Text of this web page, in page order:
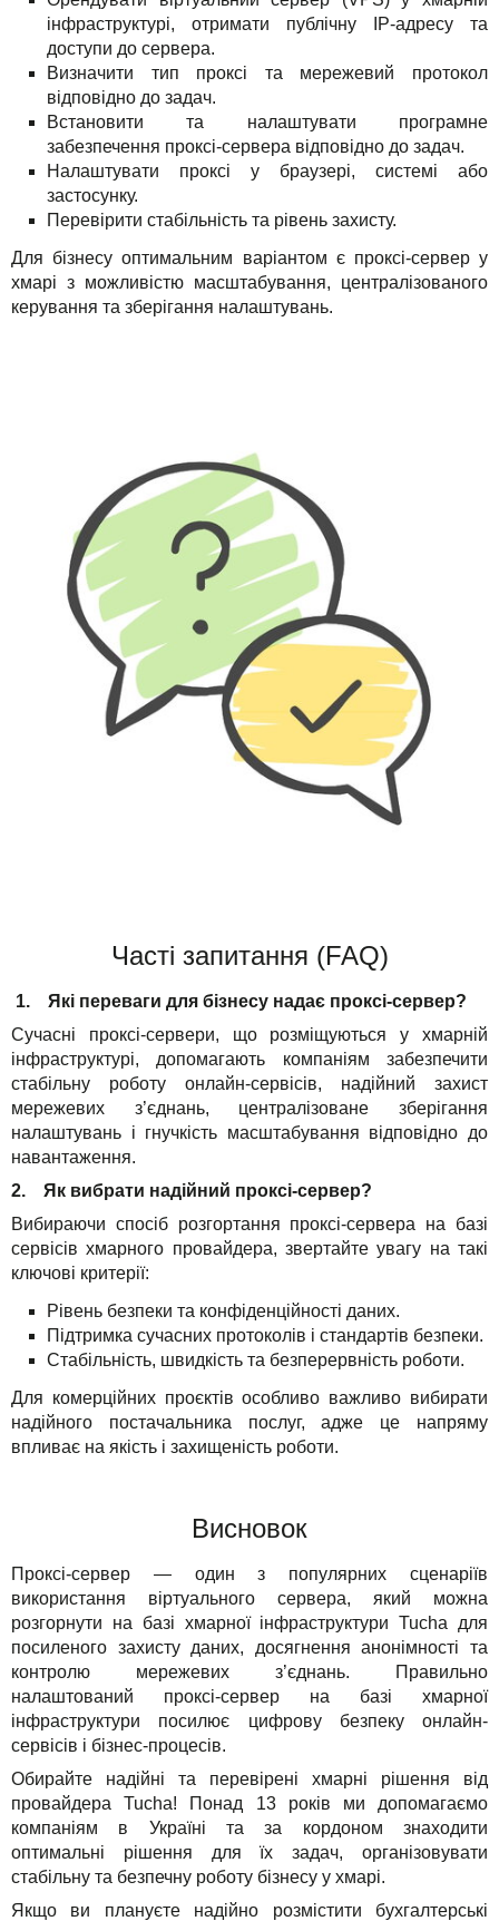
інфраструктурі, отримати публічну IP-адресу та
доступи до сервера.
Визначити тип проксі та мережевий протокол
відповідно до задач.
Встановити та налаштувати програмне
забезпечення проксі-сервера відповідно до задач.
Налаштувати проксі у браузері, системі або
застосунку.
Перевірити стабільність та рівень захисту.
Для бізнесу оптимальним варіантом є проксі-сервер у
хмарі з можливістю масштабування, централізованого
керування та зберігання налаштувань.
Часті запитання (FAQ)
1. Які переваги для бізнесу надає проксі-сервер?
Сучасні проксі-сервери, що розміщуються у хмарній
інфраструктурі, допомагають компаніям забезпечити
стабільну роботу онлайн-сервісів, надійний захист
мережевих з’єднань, централізоване зберігання
налаштувань і гнучкість масштабування відповідно до
навантаження.
2. Як вибрати надійний проксі-сервер?
Вибираючи спосіб розгортання проксі-сервера на базі
сервісів хмарного провайдера, звертайте увагу на такі
ключові критерії:
Рівень безпеки та конфіденційності даних.
Підтримка сучасних протоколів і стандартів безпеки.
Стабільність, швидкість та безперервність роботи.
Для комерційних проєктів особливо важливо вибирати
надійного постачальника послуг, адже це напряму
впливає на якість і захищеність роботи.
Висновок
Проксі-сервер — один з популярних сценаріїв
використання віртуального сервера, який можна
розгорнути на базі хмарної інфраструктури Tucha для
посиленого захисту даних, досягнення анонімності та
контролю мережевих з’єднань. Правильно
налаштований проксі-сервер на базі хмарної
інфраструктури посилює цифрову безпеку онлайн-
сервісів і бізнес-процесів.
Обирайте надійні та перевірені хмарні рішення від
провайдера Tucha! Понад 13 років ми допомагаємо
компаніям в Україні та за кордоном знаходити
оптимальні рішення для їх задач, організовувати
стабільну та безпечну роботу бізнесу у хмарі.
Якщо ви плануєте надійно розмістити бухгалтерські